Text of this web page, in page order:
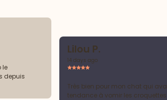
le
depuis
Lilou P.
14 days ago
Très bien pour mon chat qui
tendance à vomir les